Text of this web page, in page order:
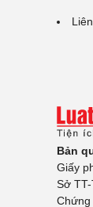
Bản
Giấy
Sở
Chứng